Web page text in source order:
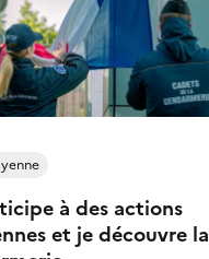
à des actions
et je découvre la